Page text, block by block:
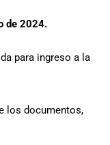
de 2024.
para ingreso a la
los documentos,